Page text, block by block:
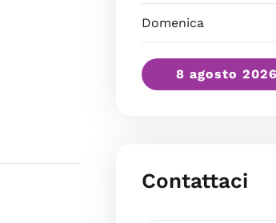
Domenica
8 agosto
Contattaci